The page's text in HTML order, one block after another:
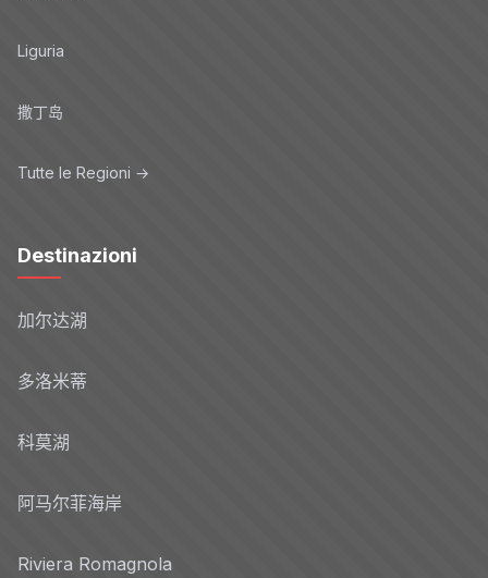
Liguria
撒丁岛
Tutte le Regioni →
Destinazioni
加尔达湖
多洛米蒂
科莫湖
阿马尔菲海岸
Riviera Romagnola